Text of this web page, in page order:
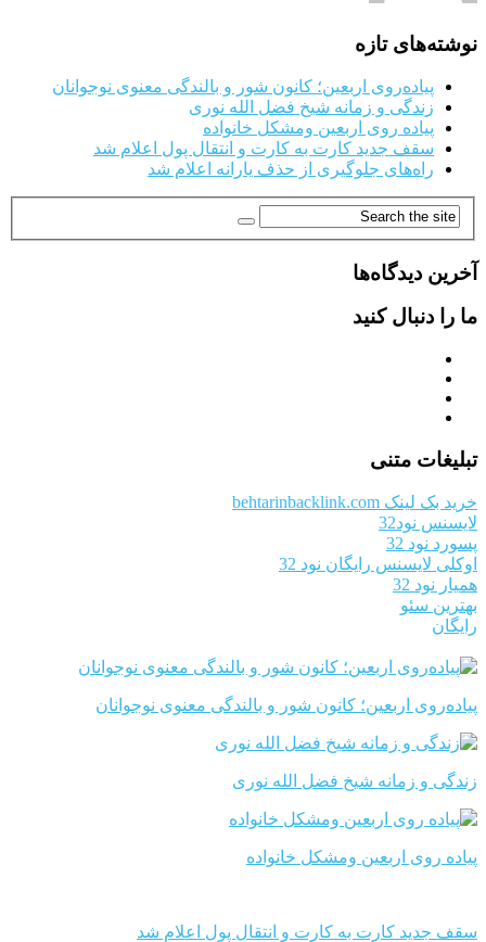
نوشته‌های تازه
پیاده‌روی اربعین؛ کانون شور و بالندگی معنوی نوجوانان
زندگی و زمانه شیخ فضل الله نوری
پیاده روی اربعین ومشکل خانواده
سقف جدید کارت به کارت و انتقال پول اعلام شد
راه‌های جلوگیری از حذف یارانه اعلام شد
آخرین دیدگاه‌ها
ما را دنبال کنید
تبلیغات متنی
خرید بک لینک behtarinbacklink.com
لایسنس نود32
پسورد نود 32
اوکلی لایسنس رایگان نود 32
همیار نود 32
بهترین سئو
رایگان
پیاده‌روی اربعین؛ کانون شور و بالندگی معنوی نوجوانان
زندگی و زمانه شیخ فضل الله نوری
پیاده روی اربعین ومشکل خانواده
سقف جدید کارت به کارت و انتقال پول اعلام شد